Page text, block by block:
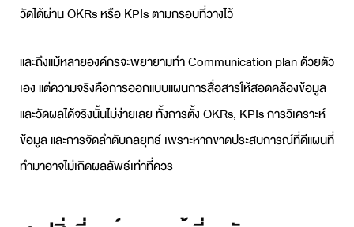
วัดได้ผ่าน OKRs หรือ KPIs ตามกรอบที่วางไว้
และถึงแม้หลายองค์กรจะพยายามทำCommunication planด้วยตัว
เอง แต่ความจริงคือการออกแบบแผนการสื่อสารให้สอดคล้องข้อมูล
และวัดผลได้จริงนั้นไม่ง่ายเลย ทั้งการตั้ง OKRs, KPIs การวิเคราะห์
ข้อมูล และการจัดลำดับกลยุทธ์ เพราะหากขาดประสบการณ์ที่ดีแผนที่
ทำมาอาจไม่เกิดผลลัพธ์เท่าที่ควร